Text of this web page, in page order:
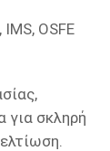
OSFE
για σκληρή